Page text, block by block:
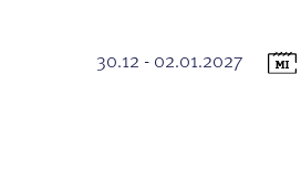
30.12 - 02.01.2027